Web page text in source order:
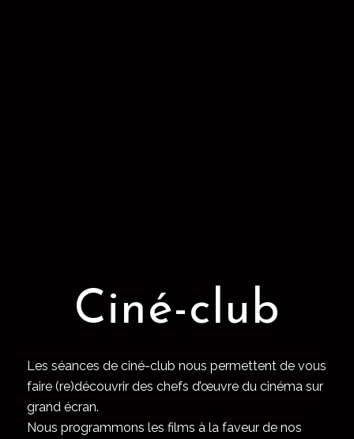
Ciné-club
Les séances de ciné-club nous permettent de vous
faire (re)découvrir des chefs d’œuvre du cinéma sur
grand écran.
Nous programmons les films à la faveur de nos